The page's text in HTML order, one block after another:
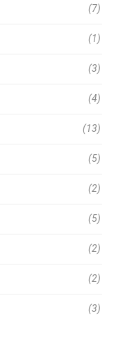
(7)
(1)
(3)
(4)
(13)
(5)
(2)
(5)
(2)
(2)
(3)